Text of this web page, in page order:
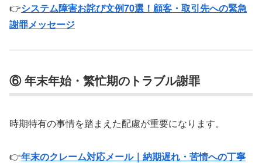
👉システム障害お詫び文例70選！顧客・取引先への緊急
謝罪メッセージ
⑥ 年末年始・繁忙期のトラブル謝罪
時期特有の事情を踏まえた配慮が重要になります。
👉年末のクレーム対応メール｜納期遅れ・苦情への丁寧